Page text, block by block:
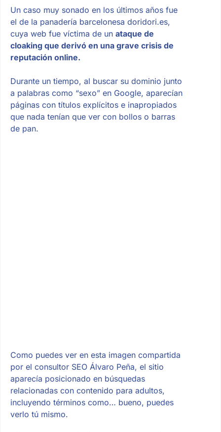
Un caso muy sonado en los últimos años fue
el de la panadería barcelonesa doridori.es,
cuya web fue víctima de un ataque de
cloaking que derivó en una grave crisis de
reputación online.
Durante un tiempo, al buscar su dominio junto
a palabras como “sexo” en Google, aparecían
páginas con títulos explícitos e inapropiados
que nada tenían que ver con bollos o barras
de pan.
Como puedes ver en esta imagen compartida
por el consultor SEO Álvaro Peña, el sitio
aparecía posicionado en búsquedas
relacionadas con contenido para adultos,
incluyendo términos como… bueno, puedes
verlo tú mismo.